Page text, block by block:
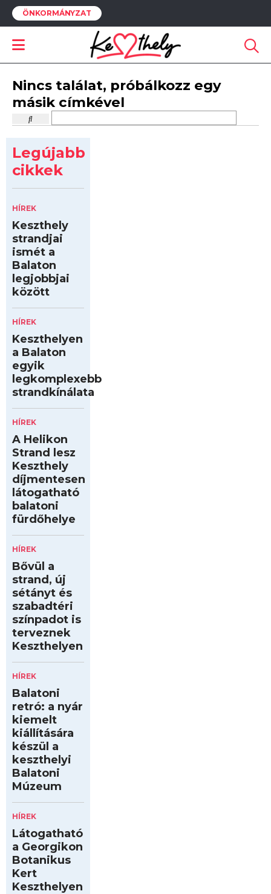
ÖNKORMÁNYZAT
Nincs találat, próbálkozz egy
másik címkével
Legújabb
cikkek
HÍREK
Keszthely
strandjai
ismét a
Balaton
legjobbjai
között
HÍREK
Keszthelyen
a Balaton
egyik
legkomplexebb
strandkínálata
HÍREK
A Helikon
Strand lesz
Keszthely
díjmentesen
látogatható
balatoni
fürdőhelye
HÍREK
Bővül a
strand, új
sétányt és
szabadtéri
színpadot is
terveznek
Keszthelyen
HÍREK
Balatoni
retró: a nyár
kiemelt
kiállítására
készül a
keszthelyi
Balatoni
Múzeum
HÍREK
Látogatható
a Georgikon
Botanikus
Kert
Keszthelyen